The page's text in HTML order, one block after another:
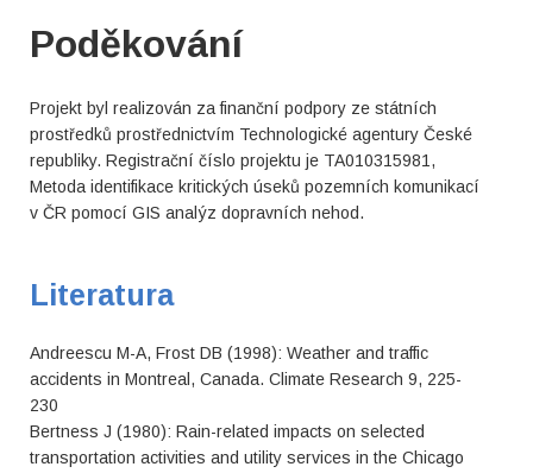
Poděkování
Projekt byl realizován za finanční podpory ze státních
prostředků prostřednictvím Technologické agentury České
republiky. Registrační číslo projektu je TA010315981,
Metoda identifikace kritických úseků pozemních komunikací
v ČR pomocí GIS analýz dopravních nehod.
Literatura
Andreescu M-A, Frost DB (1998): Weather and traffic
accidents in Montreal, Canada. Climate Research 9, 225-
230
Bertness J (1980): Rain-related impacts on selected
transportation activities and utility services in the Chicago